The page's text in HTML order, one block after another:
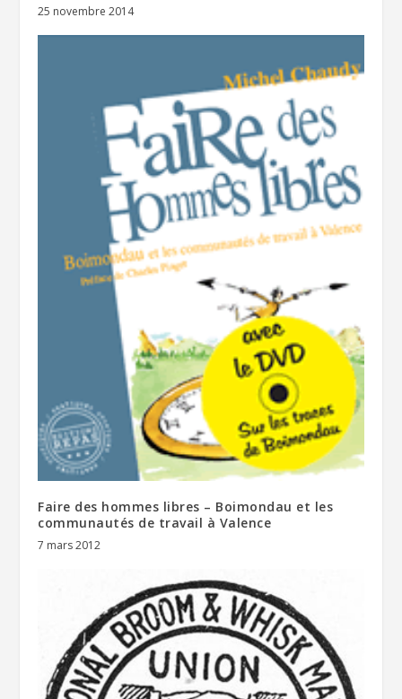
25 novembre 2014
Faire des hommes libres – Boimondau et les
communautés de travail à Valence
7 mars 2012